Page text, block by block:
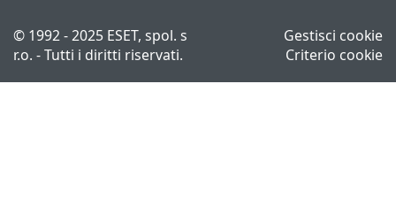
© 1992 - 2025 ESET, spol. s
r.o. - Tutti i diritti riservati.
Gestisci cookie
Criterio cookie